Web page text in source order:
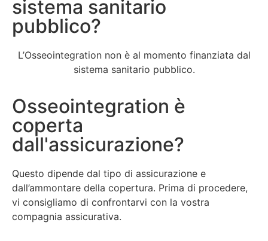
sistema sanitario
pubblico?
L’Osseointegration non è al momento finanziata dal
sistema sanitario pubblico.
Osseointegration è
coperta
dall'assicurazione?
Questo dipende dal tipo di assicurazione e
dall’ammontare della copertura. Prima di procedere,
vi consigliamo di confrontarvi con la vostra
compagnia assicurativa.